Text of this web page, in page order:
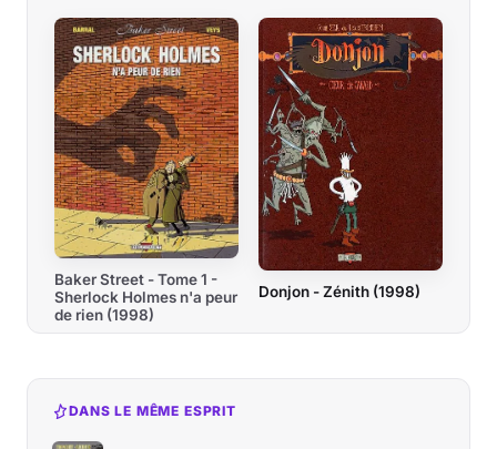
Baker Street - Tome 1 -
Sherlock Holmes n'a peur
de rien (1998)
Donjon - Zénith (1998)
DANS LE MÊME ESPRIT